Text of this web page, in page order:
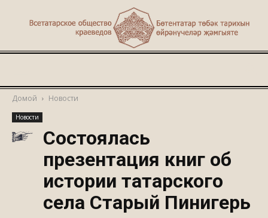
Домой Новости
Новости
Состоялась
презентация книг об
истории татарского
села Старый Пинигерь